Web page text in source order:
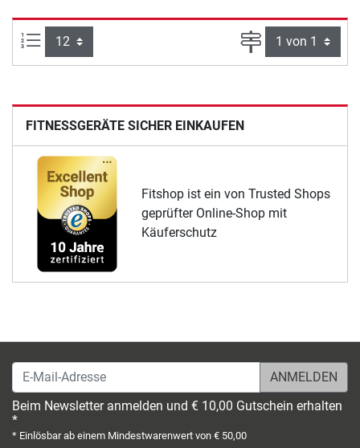
Artikel pro Seite: Seite
FITNESSGERÄTE SICHER EINKAUFEN
Fitshop ist ein von Trusted Shops
geprüfter Online-Shop mit
Käuferschutz
E-Mail-Adresse
Beim Newsletter anmelden und € 10,00 Gutschein erhalten
*
* Einlösbar ab einem Mindestwarenwert von € 50,00